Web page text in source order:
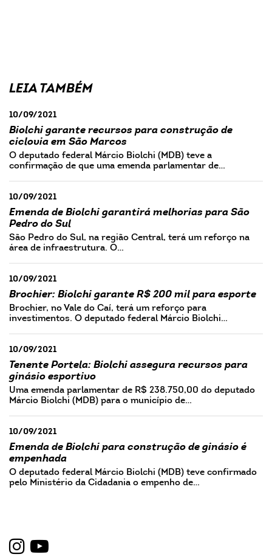
LEIA TAMBÉM
10/09/2021
Biolchi garante recursos para construção de
ciclovia em São Marcos
O deputado federal Márcio Biolchi (MDB) teve a
confirmação de que uma emenda parlamentar de…
10/09/2021
Emenda de Biolchi garantirá melhorias para São
Pedro do Sul
São Pedro do Sul, na região Central, terá um reforço na
área de infraestrutura. O…
10/09/2021
Brochier: Biolchi garante R$ 200 mil para esporte
Brochier, no Vale do Caí, terá um reforço para
investimentos. O deputado federal Márcio Biolchi…
10/09/2021
Tenente Portela: Biolchi assegura recursos para
ginásio esportivo
Uma emenda parlamentar de R$ 238.750,00 do deputado
Márcio Biolchi (MDB) para o município de…
10/09/2021
Emenda de Biolchi para construção de ginásio é
empenhada
O deputado federal Márcio Biolchi (MDB) teve confirmado
pelo Ministério da Cidadania o empenho de…